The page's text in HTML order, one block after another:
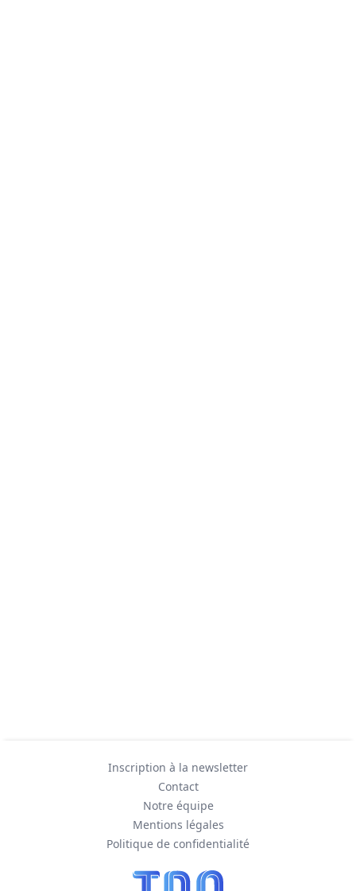
Inscription à la newsletter
Contact
Notre équipe
Mentions légales
Politique de confidentialité